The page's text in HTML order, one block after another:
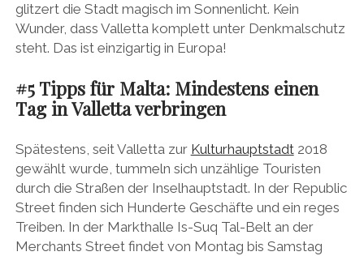
glitzert die Stadt magisch im Sonnenlicht. Kein
Wunder, dass Valletta komplett unter Denkmalschutz
steht. Das ist einzigartig in Europa!
#5 Tipps für Malta: Mindestens einen
Tag in Valletta verbringen
Spätestens, seit Valletta zur Kulturhauptstadt2018
gewählt wurde, tummeln sich unzählige Touristen
durch die Straßen der Inselhauptstadt. In der Republic
Street finden sich Hunderte Geschäfte und ein reges
Treiben. In der Markthalle Is-Suq Tal-Belt an der
Merchants Street findet von Montag bis Samstag